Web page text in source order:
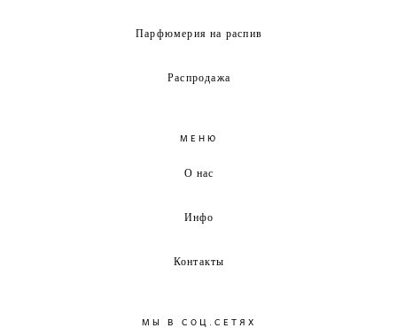
Парфюмерия на распив
Распродажа
МЕНЮ
О нас
Инфо
Контакты
МЫ В СОЦ.СЕТЯХ